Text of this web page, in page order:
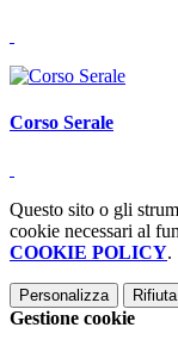
Corso Serale
Questo sito o gli
cookie necessari al
COOKIE POLICY.
Personalizza
Gestione cookie